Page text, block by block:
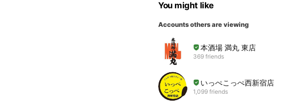
You might like
Accounts others are viewing
本酒場 満丸 東店
369 friends
いっぺこっぺ西新宿店
1,099 friends